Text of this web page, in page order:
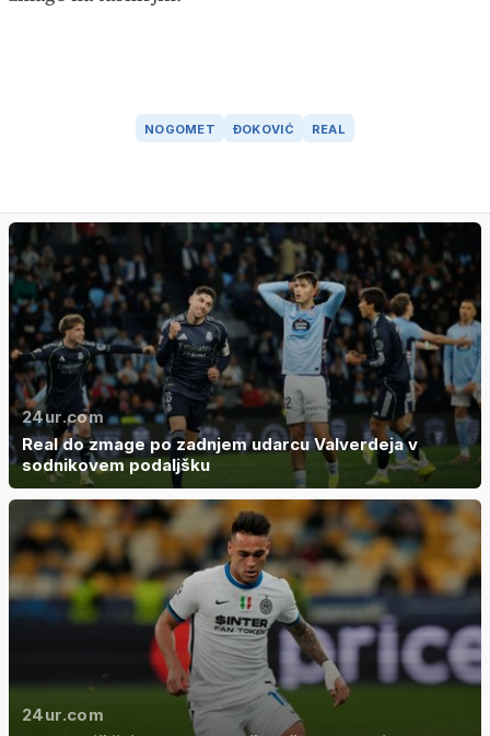
NOGOMET ĐOKOVIĆ REAL
24ur.com
Real do zmage po zadnjem udarcu Valverdeja v
sodnikovem podaljšku
24ur.com